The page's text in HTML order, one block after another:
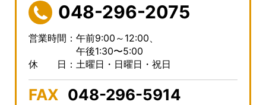
048-296-2075
営業時間：午前9:00～12:00、
午後1:30〜5:00
休 日：土曜日・日曜日・祝日
FAX 048-296-5914